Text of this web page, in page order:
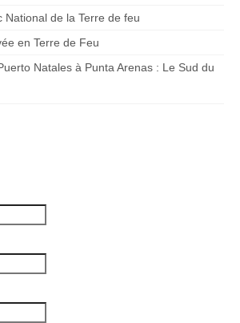
National de la Terre de feu
en Terre de Feu
Natales à Punta Arenas : Le Sud du